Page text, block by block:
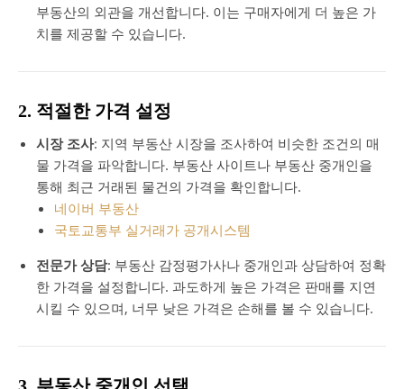
부동산의 외관을 개선합니다. 이는 구매자에게 더 높은 가
치를 제공할 수 있습니다.
2. 적절한 가격 설정
시장 조사: 지역 부동산 시장을 조사하여 비슷한 조건의 매
물 가격을 파악합니다. 부동산 사이트나 부동산 중개인을
통해 최근 거래된 물건의 가격을 확인합니다.
네이버 부동산
국토교통부 실거래가 공개시스템
전문가 상담: 부동산 감정평가사나 중개인과 상담하여 정확
한 가격을 설정합니다. 과도하게 높은 가격은 판매를 지연
시킬 수 있으며, 너무 낮은 가격은 손해를 볼 수 있습니다.